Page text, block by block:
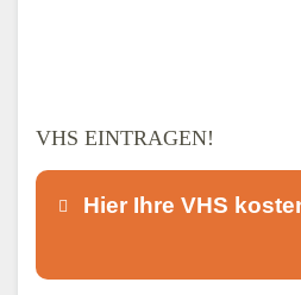
VHS EINTRAGEN!
Hier Ihre VHS